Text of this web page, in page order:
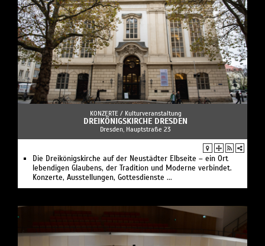
KONZERTE / Kulturveranstaltung
DREIKÖNIGSKIRCHE DRESDEN
Dresden, Hauptstraße 23
Die Dreikönigskirche auf der Neustädter Elbseite – ein Ort
lebendigen Glaubens, der Tradition und Moderne verbindet.
Konzerte, Ausstellungen, Gottesdienste ...